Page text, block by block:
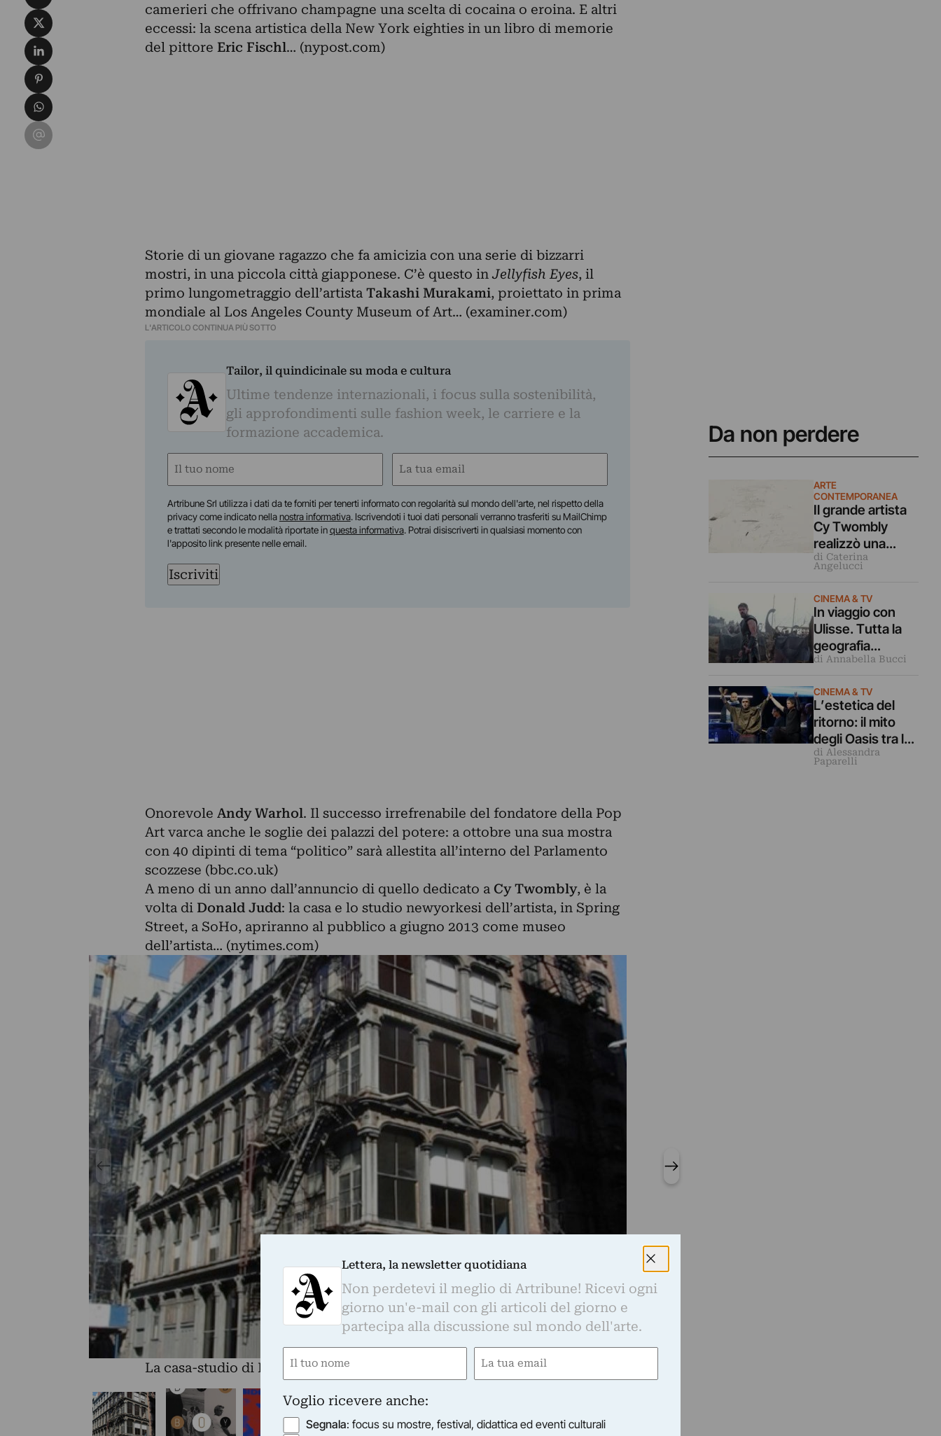
camerieri che offrivano champagne una scelta di cocaina o eroina. E altri
eccessi: la scena artistica della New Yorkeighties in un libro di memorie
del pittore Eric Fischl… (nypost.com)
Storie di un giovane ragazzo che fa amicizia con una serie di bizzarri
mostri, in una piccola città giapponese. C’è questo inJellyfish Eyes, il
primo lungometraggio dell’artista Takashi Murakami, proiettato in prima
mondiale al Los Angeles County Museum of Art… (examiner.com)
L'ARTICOLO CONTINUA PIÙ SOTTO
Tailor, il quindicinale su moda e cultura
Ultime tendenze internazionali, i focus sulla sostenibilità,
gli approfondimenti sulle fashion week, le carriere e la
formazione accademica.
Nome
Email
Artribune Srl utilizza i dati da te forniti per tenerti informato con regolarità sul mondo dell'arte, nel rispetto della
privacy come indicato nellanostra informativa. Iscrivendoti i tuoi dati personali verranno trasferiti su MailChimp
e trattati secondo le modalità riportate inquesta informativa. Potrai disiscriverti in qualsiasi momento con
l'apposito link presente nelle email.
Iscriviti
Onorevole Andy Warhol. Il successo irrefrenabile del fondatore della Pop
Art varca anche le soglie dei palazzi del potere: a ottobre una sua mostra
con 40 dipinti di tema “politico” sarà allestita all’interno del Parlamento
scozzese (bbc.co.uk)
A meno di un anno dall’annuncio di quello dedicato a Cy Twombly, è la
volta di Donald Judd: la casa e lo studio newyorkesidell’artista, in Spring
Street, a SoHo, apriranno al pubblico a giugno 2013 come museo
dell’artista… (nytimes.com)
1 / 4
La casa-studio di Donald Judd
Da non perdere
ARTE
CONTEMPORANEA
Il grande artista
Cy Twombly
realizzò una
celebre serie di
borgo di
Sperlonga.
Presto in mostra
a Parigi
di Caterina
Angelucci
CINEMA & TV
In viaggio con
Ulisse. Tutta la
geografia
dell’Odissea di
Nolan
di Annabella Bucci
CINEMA & TV
L’estetica del
ritorno: il mito
degli Oasis tra la
premiere di
di Alessandra
Paparelli
Condividi su X
Condividi su LinkedIn
Condividi su Pinterest
Condividi su WhatsApp
Condividi su Email
Lettera, la newsletter quotidiana
Non perdetevi il meglio di Artribune! Ricevi ogni
giorno un'e-mail con gli articoli del giorno e
partecipa alla discussione sul mondo dell'arte.
Nome
Email
Voglio ricevere anche:
Segnala: focus su mostre, festival, didattica ed eventi culturali